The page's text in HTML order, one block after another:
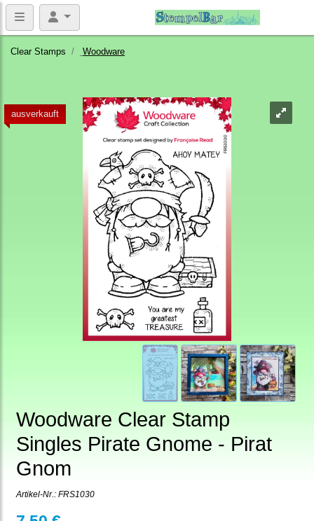
Clear Stamps Woodware
ausverkauft
Woodware Clear Stamp
Singles Pirate Gnome - Pirat
Gnom
Artikel-Nr.: FRS1030